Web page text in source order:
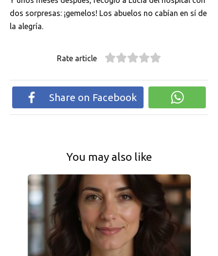
dos sorpresas: ¡gemelos! Los abuelos no cabían en sí de
la alegría.
Rate article
Share on Facebook
You may also like